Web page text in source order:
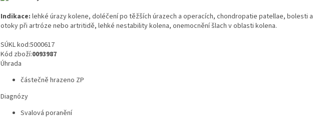
Indikace: lehké úrazy kolene, doléčení po těžších úrazech a operacích, chondropatie patellae, bolesti a
otoky při artróze nebo artritidě, lehké nestability kolena, onemocnění šlach v oblasti kolena.
SÚKL kod:5000617
Kód zboží:0093987
Úhrada
částečně hrazeno ZP
Diagnózy
Svalová poranění